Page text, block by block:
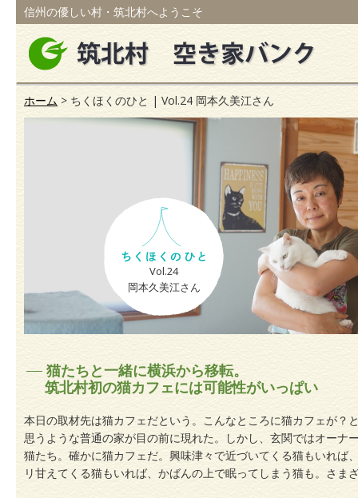
信州の優しい村・筑北村へようこそ
ホーム > ちくほくのひと | Vol.24 岡本久美江さん
Vol.24
岡本久美江さん
猫たちと一緒に横浜から移転。
筑北村初の猫カフェには可能性がいっぱい
本日の取材先は猫カフェだという。こんなところに猫カフェが？
思うような普通の家が目の前に現れた。しかし、玄関ではオーナ
猫たち。確かに猫カフェだ。興味津々で近づいてくる猫もいれば
リ甘えてくる猫もいれば、かばんの上で眠ってしまう猫も。さま